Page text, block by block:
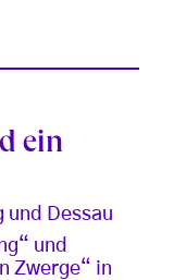
ein
und Dessau
und
Zwerge“ in